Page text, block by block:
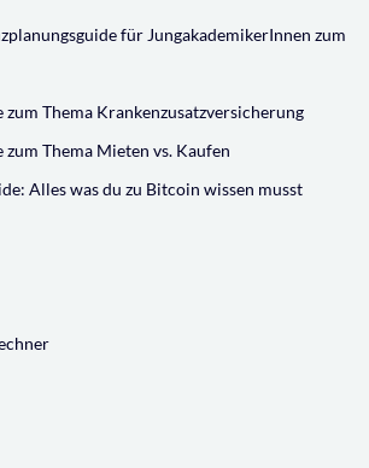
für JungakademikerInnen zum
Thema Krankenzusatzversicherung
Thema Mieten vs. Kaufen
Alles was du zu Bitcoin wissen musst